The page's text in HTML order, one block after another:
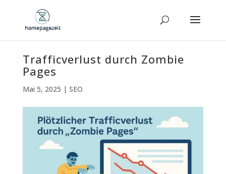
Trafficverlust durch Zombie
Pages
Mai 5, 2025 | SEO